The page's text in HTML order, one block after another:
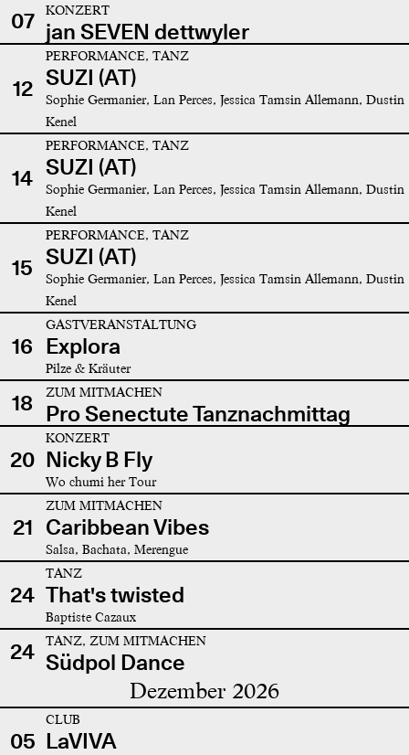
07
KONZERT
jan SEVEN dettwyler
12
PERFORMANCE, TANZ
SUZI (AT)
Sophie Germanier, Lan Perces, Jessica Tamsin Allemann, Dustin
Kenel
14
PERFORMANCE, TANZ
SUZI (AT)
Sophie Germanier, Lan Perces, Jessica Tamsin Allemann, Dustin
Kenel
15
PERFORMANCE, TANZ
SUZI (AT)
Sophie Germanier, Lan Perces, Jessica Tamsin Allemann, Dustin
Kenel
16
GASTVERANSTALTUNG
Explora
Pilze & Kräuter
18 ZUM MITMACHEN
Pro Senectute Tanznachmittag
20
KONZERT
Nicky B Fly
Wo chumi her Tour
21
ZUM MITMACHEN
Caribbean Vibes
Salsa, Bachata, Merengue
24
TANZ
That's twisted
Baptiste Cazaux
24 TANZ, ZUM MITMACHEN
Südpol Dance
Dezember 2026
05
CLUB
LaVIVA